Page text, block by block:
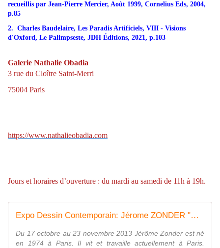
recueillis par Jean-Pierre Mercier, Août 1999, Cornelius Eds, 2004,
p.85
2. Charles Baudelaire, Les Paradis Artificiels, VIII - Visions
d'Oxford, Le Palimpseste, JDH Éditions, 2021, p.103
Galerie Nathalie Obadia
3 rue du Cloître Saint-Merri
75004 Paris
https://www.nathalieobadia.com
Jours et horaires d’ouverture : du mardi au samedi de 11h à 19h.
Expo Dessin Contemporain: Jérome ZONDER "Chairs Grises" - ACTUART by Eric SIMON
Du 17 octobre au 23 novembre 2013 Jérôme Zonder est né
en 1974 à Paris. Il vit et travaille actuellement à Paris.